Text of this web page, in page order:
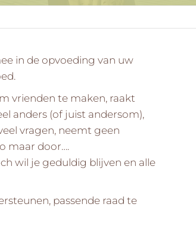
in de opvoeding van uw
vrienden te maken, raakt
anders (of juist andersom),
vragen, neemt geen
maar door….
wil je geduldig blijven en alle
passende raad te